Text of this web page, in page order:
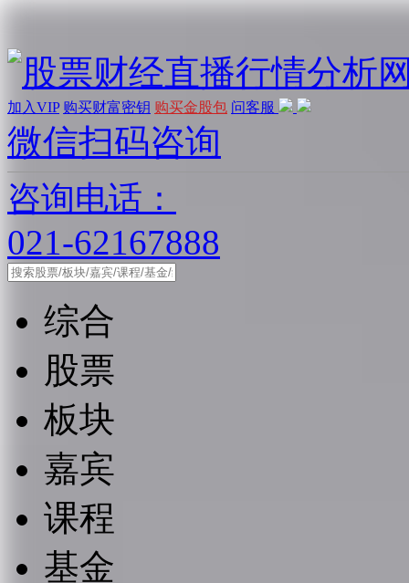
加入VIP 购买财富密钥 购买金股包 问客服
微信扫码咨询
咨询电话：
021-62167888
综合
股票
板块
嘉宾
课程
基金